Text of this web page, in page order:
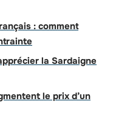
: comment
la Sardaigne
le prix d’un